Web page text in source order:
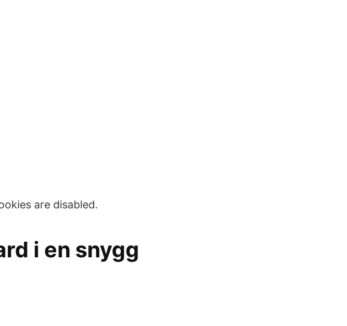
are disabled.
i en snygg